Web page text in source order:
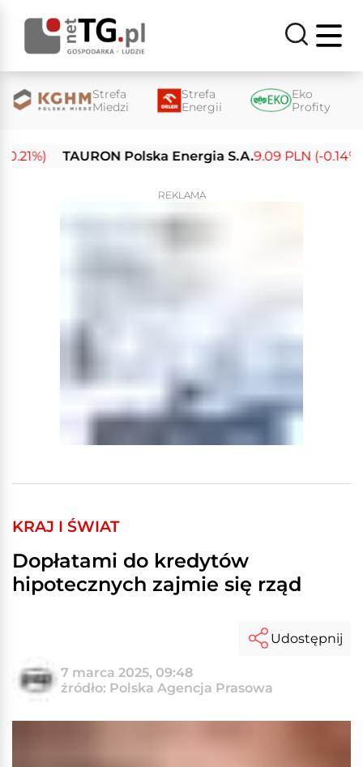
Strefa
Miedzi
Strefa
Energii
Eko
Profity
TAURON Polska Energia S.A.9.09 PLN (-0.14%)
REKLAMA
KRAJ I ŚWIAT
Dopłatami do kredytów
hipotecznych zajmie się rząd
7 marca 2025, 09:48
źródło: Polska Agencja Prasowa
Udostępnij